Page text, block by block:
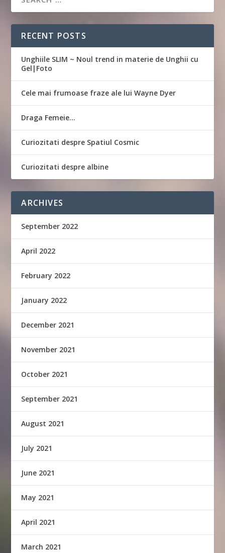
RECENT POSTS
Unghiile SLIM ~ Noul trend in materie de Unghii cu
Gel|Foto
Cele mai frumoase fraze ale lui Wayne Dyer
Draga Femeie…
Curiozitati despre Spatiul Cosmic
Curiozitati despre albine
ARCHIVES
September 2022
April 2022
February 2022
January 2022
December 2021
November 2021
October 2021
September 2021
August 2021
July 2021
June 2021
May 2021
April 2021
March 2021